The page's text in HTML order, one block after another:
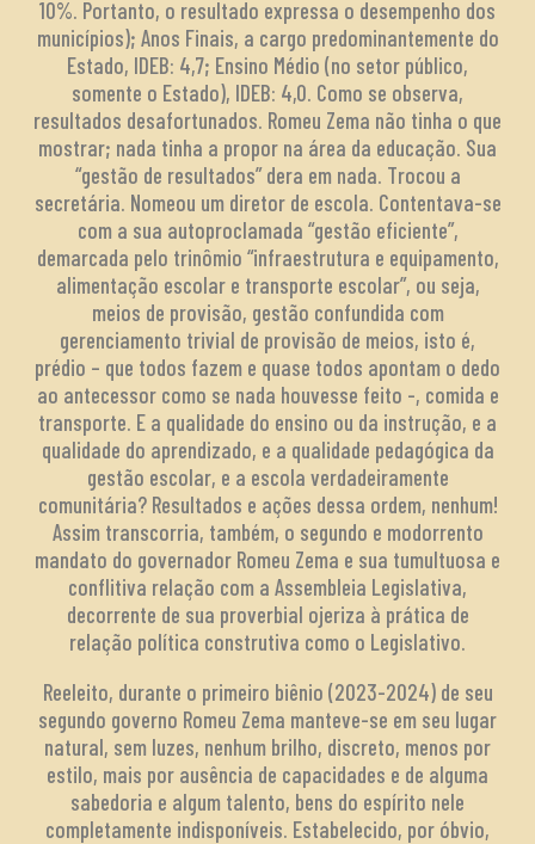
10%. Portanto, o resultado expressa o desempenho dos
municípios); Anos Finais, a cargo predominantemente do
Estado, IDEB: 4,7; Ensino Médio (no setor público,
somente o Estado), IDEB: 4,0. Como se observa,
resultados desafortunados. Romeu Zema não tinha o que
mostrar; nada tinha a propor na área da educação. Sua
“gestão de resultados” dera em nada. Trocou a
secretária. Nomeou um diretor de escola. Contentava-se
com a sua autoproclamada “gestão eficiente”,
demarcada pelo trinômio “infraestrutura e equipamento,
alimentação escolar e transporte escolar”, ou seja,
meios de provisão, gestão confundida com
gerenciamento trivial de provisão de meios, isto é,
prédio – que todos fazem e quase todos apontam o dedo
ao antecessor como se nada houvesse feito -, comida e
transporte. E a qualidade do ensino ou da instrução, e a
qualidade do aprendizado, e a qualidade pedagógica da
gestão escolar, e a escola verdadeiramente
comunitária? Resultados e ações dessa ordem, nenhum!
Assim transcorria, também, o segundo e modorrento
mandato do governador Romeu Zema e sua tumultuosa e
conflitiva relação com a Assembleia Legislativa,
decorrente de sua proverbial ojeriza à prática de
relação política construtiva como o Legislativo.
Reeleito, durante o primeiro biênio (2023-2024) de seu
segundo governo Romeu Zema manteve-se em seu lugar
natural, sem luzes, nenhum brilho, discreto, menos por
estilo, mais por ausência de capacidades e de alguma
sabedoria e algum talento, bens do espírito nele
completamente indisponíveis. Estabelecido, por óbvio,